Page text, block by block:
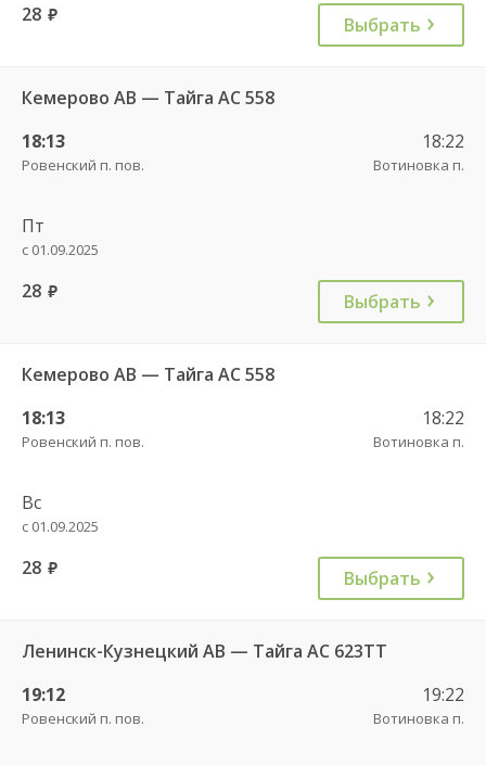
28 руб. Выбрать
Кемерово АВ — Тайга АС 558
18:13
Ровенский п. пов.
18:22
Вотиновка п.
Пт
с 01.09.2025
28 руб. Выбрать
Кемерово АВ — Тайга АС 558
18:13
Ровенский п. пов.
18:22
Вотиновка п.
Вс
с 01.09.2025
28 руб. Выбрать
Ленинск-Кузнецкий АВ — Тайга АС 623ТТ
19:12
Ровенский п. пов.
19:22
Вотиновка п.